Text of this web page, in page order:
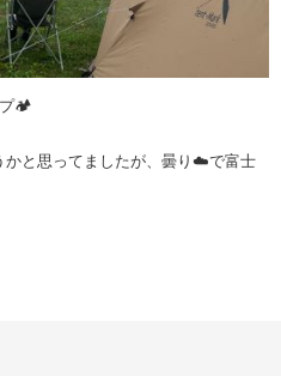
プ🏕️
と思ってましたが、曇り☁️で富士